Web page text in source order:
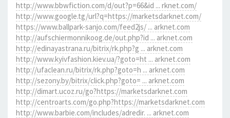
http://www.bbwfiction.com/d/out?p=66&id ... rknet.com/
http://www.google.tg/url?q=https://marketsdarknet.com/
https://www.ballpark-sanjo.com/feed2js/ ... arknet.com
http://aufschiermonnikoog.de/out.php?id ... arknet.com
http://edinayastrana.ru/bitrix/rk.php?g ... arknet.com
http://www.kyivfashion.kiev.ua/?goto=ht ... arknet.com
http://ufaclean.ru/bitrix/rk.php?goto=h ... arknet.com
http://sezony.by/bitrix/click.php?goto= ... arknet.com
http://dimart.ucoz.ru/go?https://marketsdarknet.com
http://centroarts.com/go.php?https://marketsdarknet.com
http://www.barbie.com/includes/adredir. ... arknet.com